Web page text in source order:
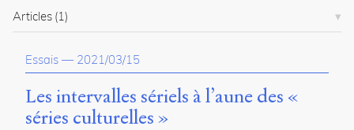
Présentation
Publier
À
propos
du
site
Archipel
Articles (1)
Essais — 2021/03/15
Les intervalles sériels à l’aune des «
séries culturelles »